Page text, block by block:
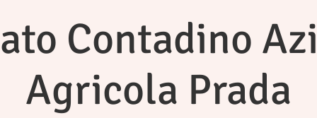
Contadino
Agricola Prada